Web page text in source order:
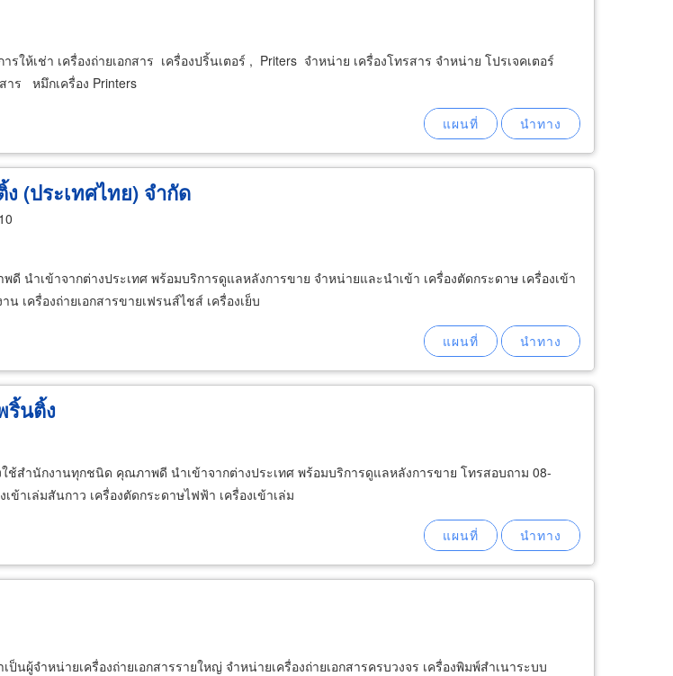
ให้เช่า เครื่องถ่ายเอกสาร เครื่องปริ้นเตอร์ , Priters จำหน่าย เครื่องโทรสาร จำหน่าย โปรเจคเตอร์
าร หมึกเครื่อง Printers
(ประเทศไทย) จำกัด
นำเข้าจากต่างประเทศ พร้อมบริการดูแลหลังการขาย จำหน่ายและนำเข้า เครื่องตัดกระดาษ เครื่องเข้า
เครื่องถ่ายเอกสารขายเฟรนส์ไชส์ เครื่องเย็บ
ริ้นติ้ง
ช้สำนักงานทุกชนิด คุณภาพดี นำเข้าจากต่างประเทศ พร้อมบริการดูแลหลังการขาย โทรสอบถาม 08-
าเล่มสันกาว เครื่องตัดกระดาษไฟฟ้า เครื่องเข้าเล่ม
นผู้จำหน่ายเครื่องถ่ายเอกสารรายใหญ่ จำหน่ายเครื่องถ่ายเอกสารครบวงจร เครื่องพิมพ์สำเนาระบบ